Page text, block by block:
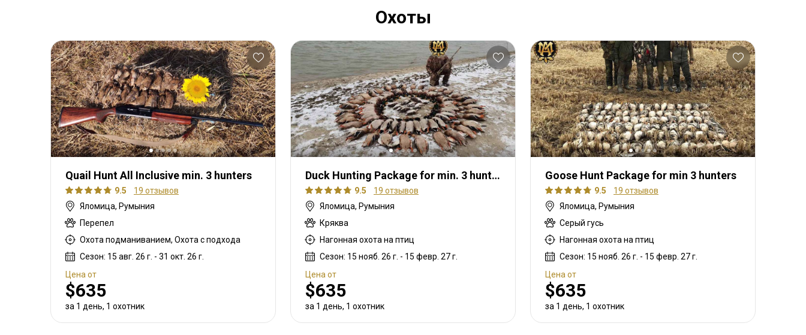
Охоты
Quail Hunt All Inclusive min. 3 hunters
9.5
19 отзывов
Яломица, Румыния
Перепел
Охота подманиванием, Охота с подхода
Сезон: 15 авг. 26 г. - 31 окт. 26 г.
Цена от
$635
за 1 день, 1 охотник
Duck Hunting Package for min. 3 hunters
9.5
19 отзывов
Яломица, Румыния
Кряква
Нагонная охота на птиц
Сезон: 15 нояб. 26 г. - 15 февр. 27 г.
Цена от
$635
за 1 день, 1 охотник
Goose Hunt Package for min 3 hunters
9.5
19 отзывов
Яломица, Румыния
Серый гусь
Нагонная охота на птиц
Сезон: 15 нояб. 26 г. - 15 февр. 27 г.
Цена от
$635
за 1 день, 1 охотник